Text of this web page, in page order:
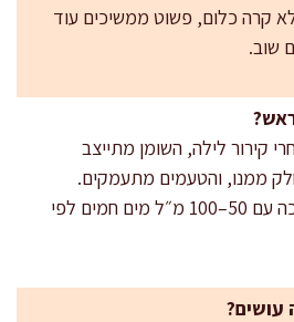
קרה כלום, פשוט ממשיכים עוד
קירור לילה, השומן מתייצב
ממנו, והטעמים מתעמקים.
מחממים על אש נמוכה עם 50–100 מ״ל מים חמים לפי
עושים?